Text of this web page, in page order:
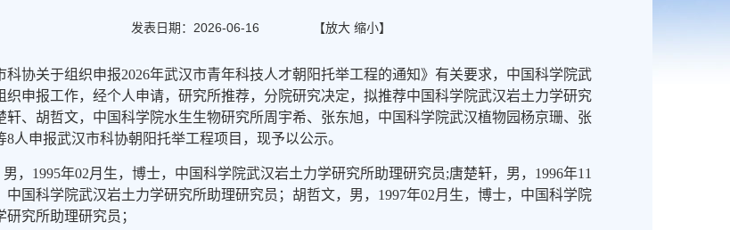
发表日期：2026-06-16 【放大 缩小】
科协关于组织申报2026年武汉市青年科技人才朝阳托举工程的通知》有关要求，中国科学院武
织申报工作，经个人申请，研究所推荐，分院研究决定，拟推荐中国科学院武汉岩土力学研究
轩、胡哲文，中国科学院水生生物研究所周宇希、张东旭，中国科学院武汉植物园杨京珊、张
8人申报武汉市科协朝阳托举工程项目，现予以公示。
，1995年02月生，博士，中国科学院武汉岩土力学研究所助理研究员;唐楚轩，男，1996年11
中国科学院武汉岩土力学研究所助理研究员；胡哲文，男，1997年02月生，博士，中国科学院
究所助理研究员；